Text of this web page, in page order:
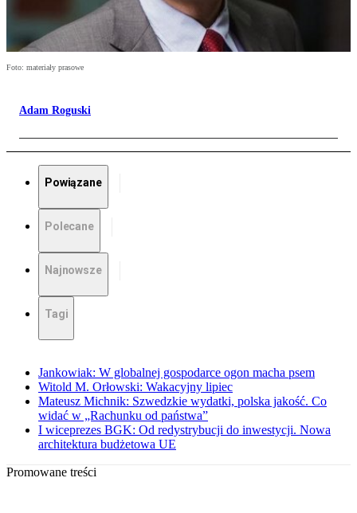
Foto: materiały prasowe
Adam Roguski
Powiązane
Polecane
Najnowsze
Tagi
Jankowiak: W globalnej gospodarce ogon macha psem
Witold M. Orłowski: Wakacyjny lipiec
Mateusz Michnik: Szwedzkie wydatki, polska jakość. Co
widać w „Rachunku od państwa”
I wiceprezes BGK: Od redystrybucji do inwestycji. Nowa
architektura budżetowa UE
Promowane treści